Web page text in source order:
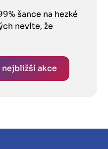
šance na hezké
nevíte, že
akce